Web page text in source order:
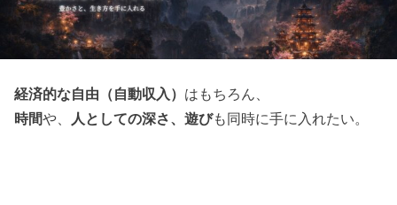
経済的な自由（自動収入） はもちろん、
時間や、 人としての深さ、遊びも同時に手に入れたい。